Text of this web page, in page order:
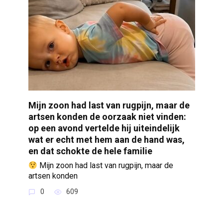
Mijn zoon had last van rugpijn, maar de
artsen konden de oorzaak niet vinden:
op een avond vertelde hij uiteindelijk
wat er echt met hem aan de hand was,
en dat schokte de hele familie
Mijn zoon had last van rugpijn, maar de
artsen konden
0 609